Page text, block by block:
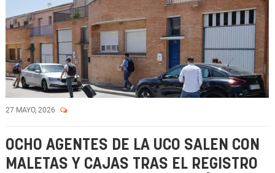
27 MAYO, 2026
OCHO AGENTES DE LA UCO SALEN CON
MALETAS Y CAJAS TRAS EL REGISTRO